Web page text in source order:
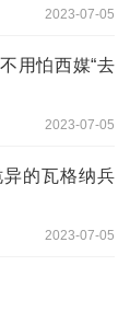
2023-07-05
用怕西媒“去
2023-07-05
的瓦格纳兵
2023-07-05